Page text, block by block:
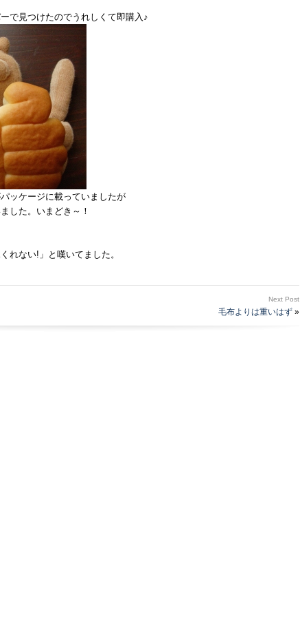
で見つけたのでうれしくて即購入♪
ッケージに載っていましたが
した。いまどき～！
れない!」と嘆いてました。
Next Post
毛布よりは重いはず »